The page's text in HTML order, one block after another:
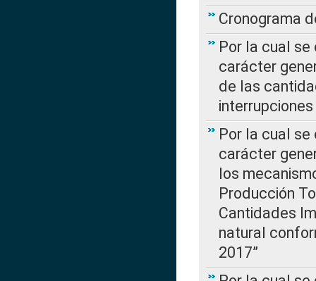
Cronograma
Por la cual
carácter
de las
Por la cual
carácter
los
Producción
Cantidades
natural
2017”